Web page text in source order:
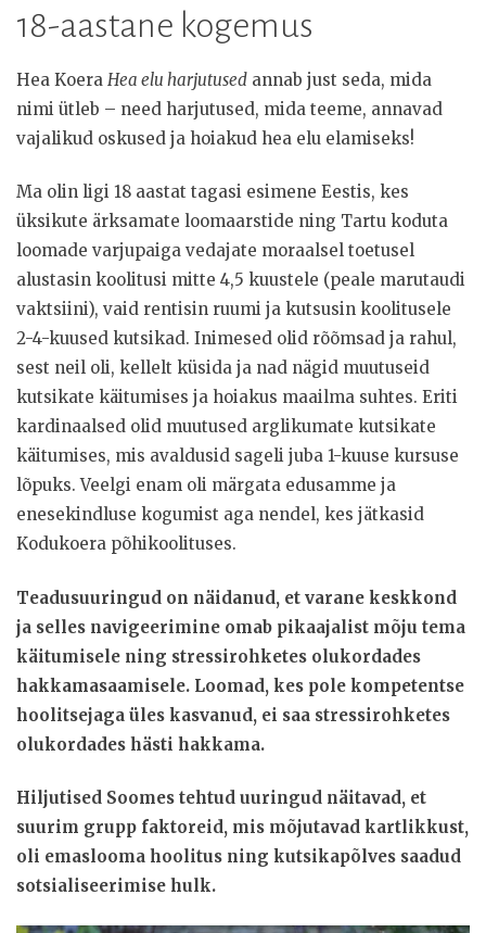
18-aastane kogemus
Hea Koera Hea elu harjutused annab just seda, mida
nimi ütleb – need harjutused, mida teeme, annavad
vajalikud oskused ja hoiakud hea elu elamiseks!
Ma olin ligi 18 aastat tagasi esimene Eestis, kes
üksikute ärksamate loomaarstide ning Tartu koduta
loomade varjupaiga vedajate moraalsel toetusel
alustasin koolitusi mitte 4,5 kuustele (peale marutaudi
vaktsiini), vaid rentisin ruumi ja kutsusin koolitusele
2-4-kuused kutsikad. Inimesed olid rõõmsad ja rahul,
sest neil oli, kellelt küsida ja nad nägid muutuseid
kutsikate käitumises ja hoiakus maailma suhtes. Eriti
kardinaalsed olid muutused arglikumate kutsikate
käitumises, mis avaldusid sageli juba 1-kuuse kursuse
lõpuks. Veelgi enam oli märgata edusamme ja
enesekindluse kogumist aga nendel, kes jätkasid
Kodukoera põhikoolituses.
Teadusuuringud on näidanud, et varane keskkond
ja selles navigeerimine omab pikaajalist mõju tema
käitumisele ning stressirohketes olukordades
hakkamasaamisele. Loomad, kes pole kompetentse
hoolitsejaga üles kasvanud, ei saa stressirohketes
olukordades hästi hakkama.
Hiljutised Soomes tehtud uuringud näitavad, et
suurim grupp faktoreid, mis mõjutavad kartlikkust,
oli emaslooma hoolitus ning kutsikapõlves saadud
sotsialiseerimise hulk.